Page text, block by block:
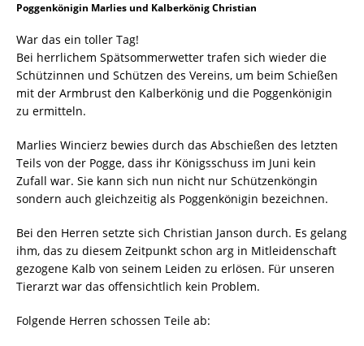
Poggenkönigin Marlies und Kalberkönig Christian
War das ein toller Tag!
Bei herrlichem Spätsommerwetter trafen sich wieder die
Schützinnen und Schützen des Vereins, um beim Schießen
mit der Armbrust den Kalberkönig und die Poggenkönigin
zu ermitteln.
Marlies Wincierz bewies durch das Abschießen des letzten
Teils von der Pogge, dass ihr Königsschuss im Juni kein
Zufall war. Sie kann sich nun nicht nur Schützenköngin
sondern auch gleichzeitig als Poggenkönigin bezeichnen.
Bei den Herren setzte sich Christian Janson durch. Es gelang
ihm, das zu diesem Zeitpunkt schon arg in Mitleidenschaft
gezogene Kalb von seinem Leiden zu erlösen. Für unseren
Tierarzt war das offensichtlich kein Problem.
Folgende Herren schossen Teile ab: